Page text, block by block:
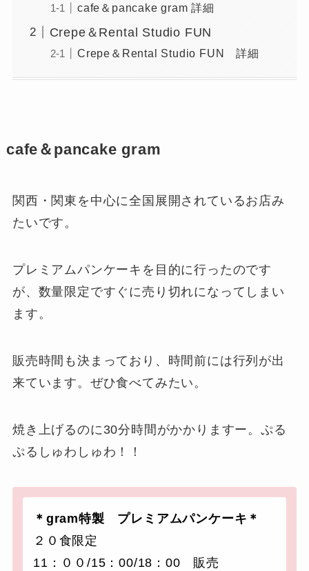
cafe＆pancake gram 詳細
Crepe＆Rental Studio FUN
Crepe＆Rental Studio FUN 詳細
cafe＆pancake gram
関西・関東を中心に全国展開されているお店み
たいです。
プレミアムパンケーキを目的に行ったのです
が、数量限定ですぐに売り切れになってしまい
ます。
販売時間も決まっており、時間前には行列が出
来ています。ぜひ食べてみたい。
焼き上げるのに30分時間がかかりますー。ぷる
ぷるしゅわしゅわ！！
＊gram特製 プレミアムパンケーキ＊
２０食限定
11：００/15：00/18：00 販売